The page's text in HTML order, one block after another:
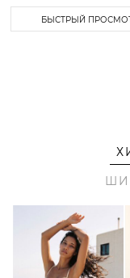
БЫСТРЫЙ